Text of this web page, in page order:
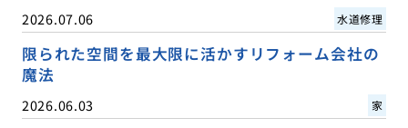
2026.07.06 水道修理
限られた空間を最大限に活かすリフォーム会社の
魔法
2026.06.03 家